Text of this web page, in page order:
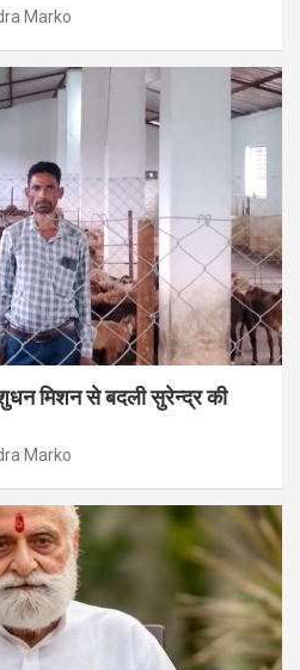
Marko
मिशन से बदली सुरेन्द्र की
Marko